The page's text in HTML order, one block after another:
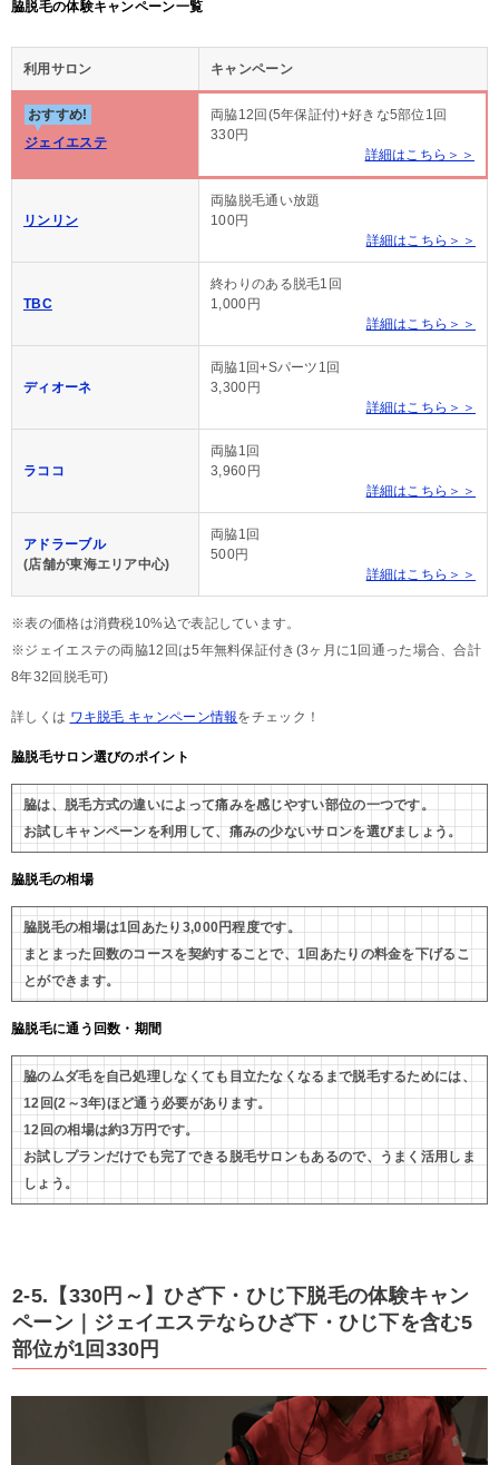
脇脱毛の体験キャンペーン一覧
利用サロン キャンペーン
おすすめ!
ジェイエステ
両脇12回(5年保証付)+好きな5部位1回
330円
詳細はこちら＞＞
リンリン
両脇脱毛通い放題
100円
詳細はこちら＞＞
TBC
終わりのある脱毛1回
1,000円
詳細はこちら＞＞
ディオーネ
両脇1回+Sパーツ1回
3,300円
詳細はこちら＞＞
ラココ
両脇1回
3,960円
詳細はこちら＞＞
アドラーブル
(店舗が東海エリア中心)
両脇1回
500円
詳細はこちら＞＞
※表の価格は消費税10%込で表記しています。
※ジェイエステの両脇12回は5年無料保証付き(3ヶ月に1回通った場合、合計
8年32回脱毛可)
詳しくは ワキ脱毛 キャンペーン情報をチェック！
脇脱毛サロン選びのポイント
脇は、脱毛方式の違いによって痛みを感じやすい部位の一つです。
お試しキャンペーンを利用して、痛みの少ないサロンを選びましょう。
脇脱毛の相場
脇脱毛の相場は1回あたり3,000円程度です。
まとまった回数のコースを契約することで、1回あたりの料金を下げるこ
とができます。
脇脱毛に通う回数・期間
脇のムダ毛を自己処理しなくても目立たなくなるまで脱毛するためには、
12回(2～3年)ほど通う必要があります。
12回の相場は約3万円です。
お試しプランだけでも完了できる脱毛サロンもあるので、うまく活用しま
しょう。
2-5.【330円～】ひざ下・ひじ下脱毛の体験キャン
ペーン｜ジェイエステならひざ下・ひじ下を含む5
部位が1回330円